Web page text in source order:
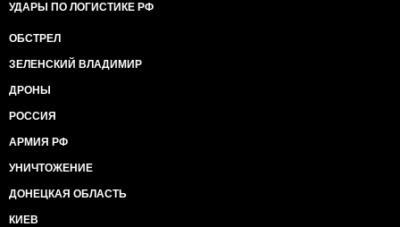
УДАРЫ ПО ЛОГИСТИКЕ РФ
ОБСТРЕЛ
ЗЕЛЕНСКИЙ ВЛАДИМИР
ДРОНЫ
РОССИЯ
АРМИЯ РФ
УНИЧТОЖЕНИЕ
ДОНЕЦКАЯ ОБЛАСТЬ
КИЕВ